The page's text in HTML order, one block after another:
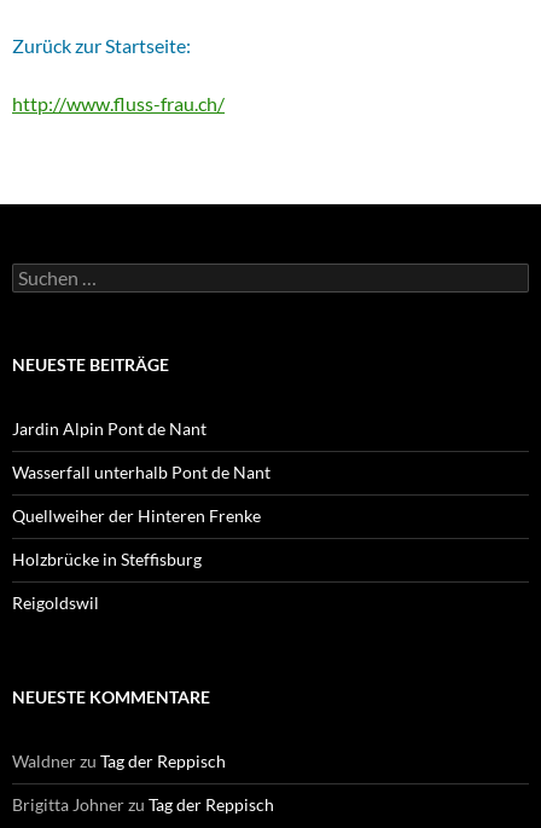
Zurück zur Startseite:
http://www.fluss-frau.ch/
Suchen
nach:
NEUESTE BEITRÄGE
Jardin Alpin Pont de Nant
Wasserfall unterhalb Pont de Nant
Quellweiher der Hinteren Frenke
Holzbrücke in Steffisburg
Reigoldswil
NEUESTE KOMMENTARE
Waldnerzu Tag der Reppisch
Brigitta Johnerzu Tag der Reppisch